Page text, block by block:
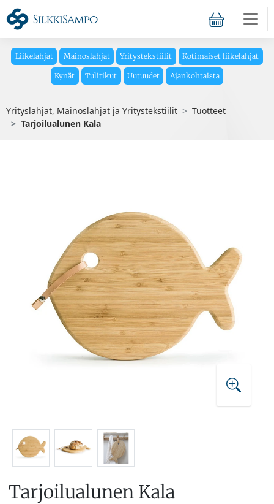
Liikelahjat Mainoslahjat Yritystekstiilit Kotimaiset liikelahjat
Kynät Tulitikut Uutuudet Ajankohtaista
Yrityslahjat, Mainoslahjat ja Yritystekstiilit
Tuotteet
Tarjoilualunen Kala
Tarjoilualunen Kala